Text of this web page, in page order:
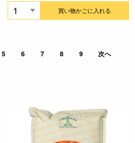
買い物かごに入れる
5 6 7 8 9 次へ